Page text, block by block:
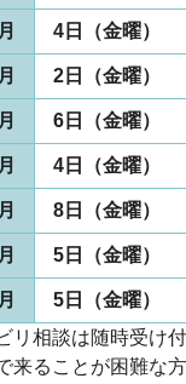
4日（金曜）
2日（金曜）
6日（金曜）
4日（金曜）
8日（金曜）
5日（金曜）
5日（金曜）
リ相談は随時受け
来ることが困難な